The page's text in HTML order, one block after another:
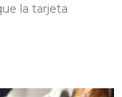
la tarjeta